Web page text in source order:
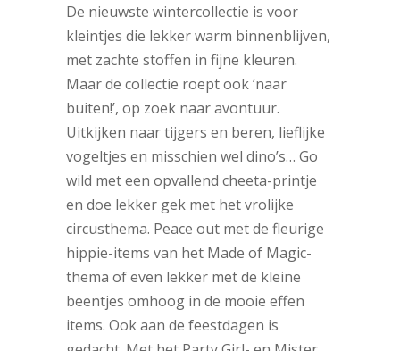
De nieuwste wintercollectie is voor
kleintjes die lekker warm binnenblijven,
met zachte stoffen in fijne kleuren.
Maar de collectie roept ook ‘naar
buiten!’, op zoek naar avontuur.
Uitkijken naar tijgers en beren, lieflijke
vogeltjes en misschien wel dino’s… Go
wild met een opvallend cheeta-printje
en doe lekker gek met het vrolijke
circusthema. Peace out met de fleurige
hippie-items van het Made of Magic-
thema of even lekker met de kleine
beentjes omhoog in de mooie effen
items. Ook aan de feestdagen is